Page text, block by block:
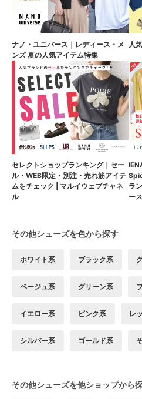
ナノ・ユニバース｜レディース・メ
ンズ 夏の人気アイテム特集
人
セレクトショップランキング｜セー
ル・WEB限定・別注・売れ筋アイテ
ムをチェック | マルイウェブチャネ
ル
ラ
ー
その他シューズを色から探す
ホワイト系 ブラック系
ベージュ系 グリーン系
イエロー系 ピンク系 レ
シルバー系 ゴールド系
その他シューズを他ショップから